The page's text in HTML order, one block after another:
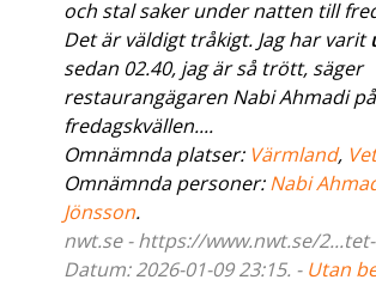
och stal saker under natten till
Det är väldigt tråkigt. Jag har varit
sedan 02.40, jag är så trött, säger
restaurangägaren Nabi Ahmadi på
fredagskvällen....
Omnämnda platser: Värmland,
Omnämnda personer:Nabi
Jönsson.
nwt.se - https://www.nwt.se/
Datum: 2026-01-09 23:15. - Utan